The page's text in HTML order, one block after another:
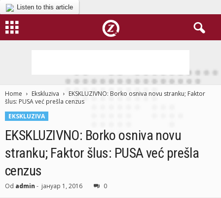
Listen to this article
Home Ekskluziva
EKSKLUZIVNO: Borko osniva novu stranku; Faktor
šlus: PUSA već prešla cenzus
EKSKLUZIVA
EKSKLUZIVNO: Borko osniva novu
stranku; Faktor šlus: PUSA već prešla
cenzus
Od admin - јануар 1, 2016 0